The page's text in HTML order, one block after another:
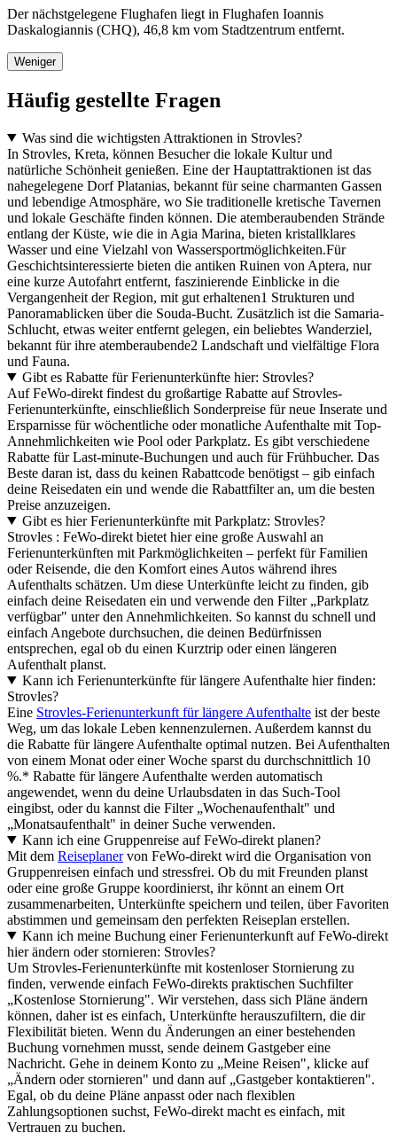
Der nächstgelegene Flughafen liegt in Flughafen Ioannis
Daskalogiannis (CHQ), 46,8 km vom Stadtzentrum entfernt.
Weniger
Häufig gestellte Fragen
Was sind die wichtigsten Attraktionen in Strovles?
In Strovles, Kreta, können Besucher die lokale Kultur und
natürliche Schönheit genießen. Eine der Hauptattraktionen ist das
nahegelegene Dorf Platanias, bekannt für seine charmanten Gassen
und lebendige Atmosphäre, wo Sie traditionelle kretische Tavernen
und lokale Geschäfte finden können. Die atemberaubenden Strände
entlang der Küste, wie die in Agia Marina, bieten kristallklares
Wasser und eine Vielzahl von Wassersportmöglichkeiten.Für
Geschichtsinteressierte bieten die antiken Ruinen von Aptera, nur
eine kurze Autofahrt entfernt, faszinierende Einblicke in die
Vergangenheit der Region, mit gut erhaltenen1 Strukturen und
Panoramablicken über die Souda-Bucht. Zusätzlich ist die Samaria-
Schlucht, etwas weiter entfernt gelegen, ein beliebtes Wanderziel,
bekannt für ihre atemberaubende2 Landschaft und vielfältige Flora
und Fauna.
Gibt es Rabatte für Ferienunterkünfte hier: Strovles?
Auf FeWo-direkt findest du großartige Rabatte auf Strovles-
Ferienunterkünfte, einschließlich Sonderpreise für neue Inserate und
Ersparnisse für wöchentliche oder monatliche Aufenthalte mit Top-
Annehmlichkeiten wie Pool oder Parkplatz. Es gibt verschiedene
Rabatte für Last-minute-Buchungen und auch für Frühbucher. Das
Beste daran ist, dass du keinen Rabattcode benötigst – gib einfach
deine Reisedaten ein und wende die Rabattfilter an, um die besten
Preise anzuzeigen.
Gibt es hier Ferienunterkünfte mit Parkplatz: Strovles?
Strovles : FeWo-direkt bietet hier eine große Auswahl an
Ferienunterkünften mit Parkmöglichkeiten – perfekt für Familien
oder Reisende, die den Komfort eines Autos während ihres
Aufenthalts schätzen. Um diese Unterkünfte leicht zu finden, gib
einfach deine Reisedaten ein und verwende den Filter „Parkplatz
verfügbar" unter den Annehmlichkeiten. So kannst du schnell und
einfach Angebote durchsuchen, die deinen Bedürfnissen
entsprechen, egal ob du einen Kurztrip oder einen längeren
Aufenthalt planst.
Kann ich Ferienunterkünfte für längere Aufenthalte hier finden:
Strovles?
Eine Strovles-Ferienunterkunft für längere Aufenthalte ist der beste
Weg, um das lokale Leben kennenzulernen. Außerdem kannst du
die Rabatte für längere Aufenthalte optimal nutzen. Bei Aufenthalten
von einem Monat oder einer Woche sparst du durchschnittlich 10
%.* Rabatte für längere Aufenthalte werden automatisch
angewendet, wenn du deine Urlaubsdaten in das Such-Tool
eingibst, oder du kannst die Filter „Wochenaufenthalt" und
„Monatsaufenthalt" in deiner Suche verwenden.
Kann ich eine Gruppenreise auf FeWo-direkt planen?
Mit dem Reiseplanervon FeWo-direkt wird die Organisation von
Gruppenreisen einfach und stressfrei. Ob du mit Freunden planst
oder eine große Gruppe koordinierst, ihr könnt an einem Ort
zusammenarbeiten, Unterkünfte speichern und teilen, über Favoriten
abstimmen und gemeinsam den perfekten Reiseplan erstellen.
Kann ich meine Buchung einer Ferienunterkunft auf FeWo-direkt
hier ändern oder stornieren: Strovles?
Um Strovles-Ferienunterkünfte mit kostenloser Stornierung zu
finden, verwende einfach FeWo-direkts praktischen Suchfilter
„Kostenlose Stornierung". Wir verstehen, dass sich Pläne ändern
können, daher ist es einfach, Unterkünfte herauszufiltern, die dir
Flexibilität bieten. Wenn du Änderungen an einer bestehenden
Buchung vornehmen musst, sende deinem Gastgeber eine
Nachricht. Gehe in deinem Konto zu „Meine Reisen", klicke auf
„Ändern oder stornieren" und dann auf „Gastgeber kontaktieren".
Egal, ob du deine Pläne anpasst oder nach flexiblen
Zahlungsoptionen suchst, FeWo-direkt macht es einfach, mit
Vertrauen zu buchen.